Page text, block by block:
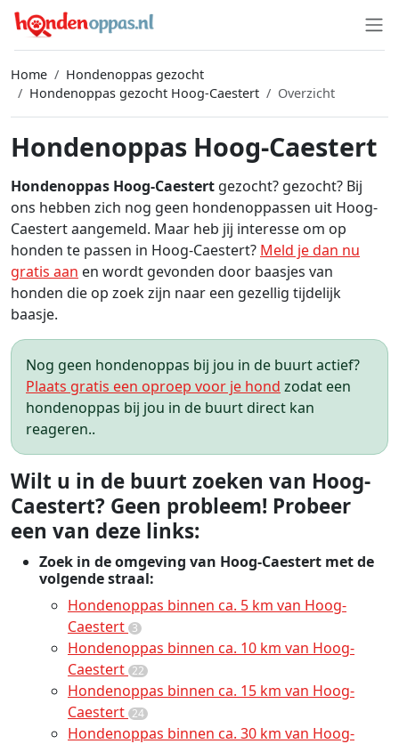
Home
Hondenoppas gezocht
Hondenoppas gezocht Hoog-Caestert
Overzicht
Hondenoppas Hoog-Caestert
Hondenoppas Hoog-Caestert gezocht? gezocht? Bij
ons hebben zich nog geen hondenoppassen uit Hoog-
Caestert aangemeld. Maar heb jij interesse om op
honden te passen in Hoog-Caestert? Meld je dan nu
gratis aan en wordt gevonden door baasjes van
honden die op zoek zijn naar een gezellig tijdelijk
baasje.
Nog geen hondenoppas bij jou in de buurt actief?
Plaats gratis een oproep voor je hond zodat een
hondenoppas bij jou in de buurt direct kan
reageren..
Wilt u in de buurt zoeken van Hoog-
Caestert? Geen probleem! Probeer
een van deze links:
Zoek in de omgeving van Hoog-Caestert met de
volgende straal:
Hondenoppas binnen ca. 5 km van Hoog-
Caestert 3
Hondenoppas binnen ca. 10 km van Hoog-
Caestert 22
Hondenoppas binnen ca. 15 km van Hoog-
Caestert 24
Hondenoppas binnen ca. 30 km van Hoog-